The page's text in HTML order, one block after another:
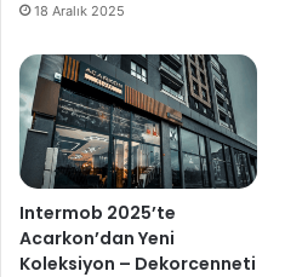
18 Aralık 2025
Intermob 2025’te
Acarkon’dan Yeni
Koleksiyon – Dekorcenneti